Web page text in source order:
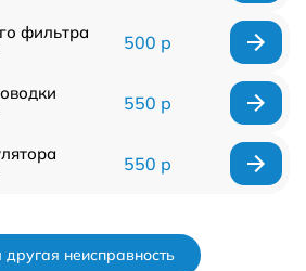
фильтра
500 р
550 р
550 р
другая неисправность